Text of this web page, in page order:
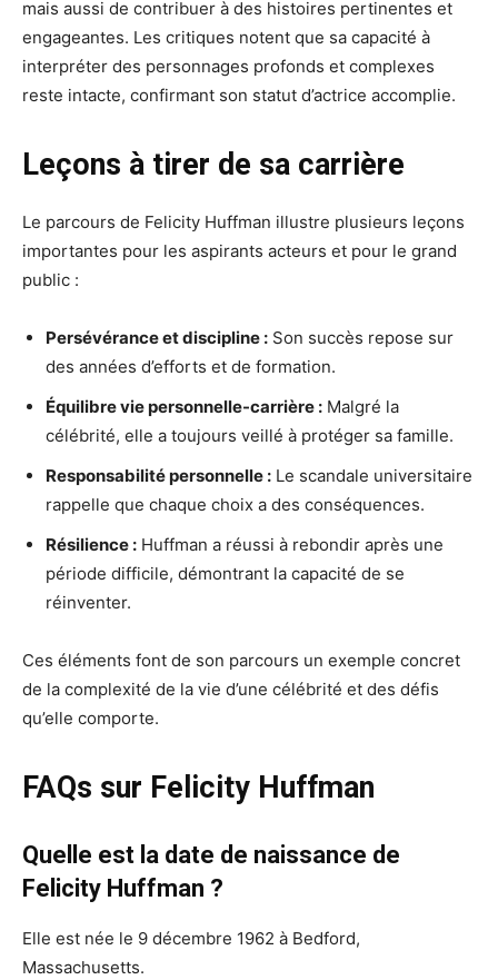
mais aussi de contribuer à des histoires pertinentes et
engageantes. Les critiques notent que sa capacité à
interpréter des personnages profonds et complexes
reste intacte, confirmant son statut d’actrice accomplie.
Leçons à tirer de sa carrière
Le parcours de Felicity Huffman illustre plusieurs leçons
importantes pour les aspirants acteurs et pour le grand
public :
Persévérance et discipline : Son succès repose sur
des années d’efforts et de formation.
Équilibre vie personnelle-carrière : Malgré la
célébrité, elle a toujours veillé à protéger sa famille.
Responsabilité personnelle : Le scandale universitaire
rappelle que chaque choix a des conséquences.
Résilience : Huffman a réussi à rebondir après une
période difficile, démontrant la capacité de se
réinventer.
Ces éléments font de son parcours un exemple concret
de la complexité de la vie d’une célébrité et des défis
qu’elle comporte.
FAQs sur Felicity Huffman
Quelle est la date de naissance de
Felicity Huffman ?
Elle est née le 9 décembre 1962 à Bedford,
Massachusetts.